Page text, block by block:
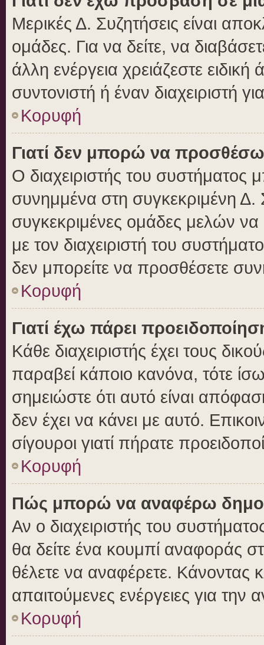
Μερικές Δ. Συζητήσεις είναι
ομάδες. Για να δείτε, να
άλλη ενέργεια χρειάζεστε
συντονιστή ή έναν διαχειριστή
Κορυφή
Γιατί δεν μπορώ να
Ο διαχειριστής του συστήματος
συνημμένα στη συγκεκριμένη
συγκεκριμένες ομάδες μελών
με τον διαχειριστή του
δεν μπορείτε να προσθέσετε
Κορυφή
Γιατί έχω πάρει
Κάθε διαχειριστής έχει τους
παραβεί κάποιο κανόνα, τότε
σημειώστε ότι αυτό είναι
δεν έχει να κάνει με αυτό.
σίγουροι γιατί πήρατε
Κορυφή
Πώς μπορώ να αναφέρω
Αν ο διαχειριστής του
θα δείτε ένα κουμπί αναφοράς
θέλετε να αναφέρετε. Κάνοντας
απαιτούμενες ενέργειες για την
Κορυφή